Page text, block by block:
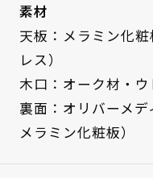
素材
天板：メラミン化
レス）
木口：オーク材・
裏面：オリバーメ
メラミン化粧板）